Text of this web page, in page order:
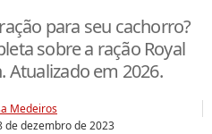
para seu cachorro?
sobre a ração Royal
Atualizado em 2026.
Medeiros
de dezembro de 2023